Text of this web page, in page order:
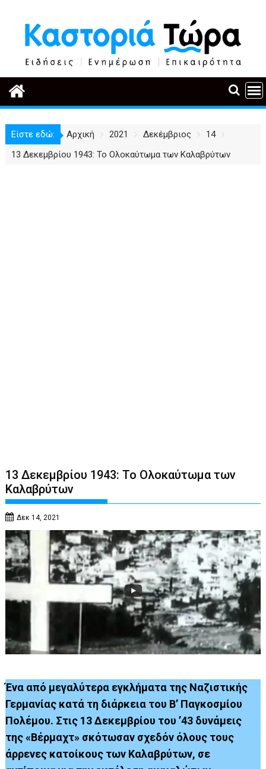
περιεχόμενο
Είστε εδώ: Αρχική 2021 Δεκέμβριος
14
13 Δεκεμβρίου 1943: Το Ολοκαύτωμα των Καλαβρύτων
13 Δεκεμβρίου 1943: Το Ολοκαύτωμα των
Καλαβρύτων
Δεκ 14, 2021
Ένα από μεγαλύτερα εγκλήματα της Ναζιστικής
Γερμανίας κατά τη διάρκεια του Β’ Παγκοσμίου
Πολέμου. Στις 13 Δεκεμβρίου του ’43 δυνάμεις
της «Βέρμαχτ» σκότωσαν σχεδόν όλους τους
άρρενες κατοίκους των Καλαβρύτων, σε